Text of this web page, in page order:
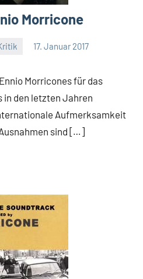
Morricone
17. Januar 2017
Morricones für das
in den letzten Jahren
Aufmerksamkeit
sind […]